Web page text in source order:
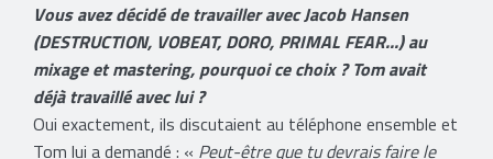
Vous avez décidé de travailler avec Jacob Hansen
(DESTRUCTION, VOBEAT, DORO, PRIMAL FEAR...) au
mixage et mastering, pourquoi ce choix ? Tom avait
déjà travaillé avec lui ?
Oui exactement, ils discutaient au téléphone ensemble et
Tom lui a demandé : « Peut-être que tu devrais faire le